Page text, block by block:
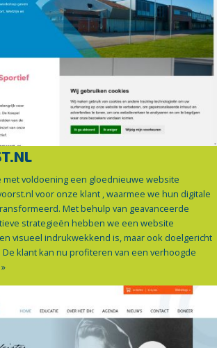
voldoening een gloednieuwe website
voor onze klant , waarmee we hun digitale
Met behulp van geavanceerde
strategieën hebben we een website
visueel indrukwekkend is, maar ook doelgericht
klant kan nu profiteren van een verhoogde